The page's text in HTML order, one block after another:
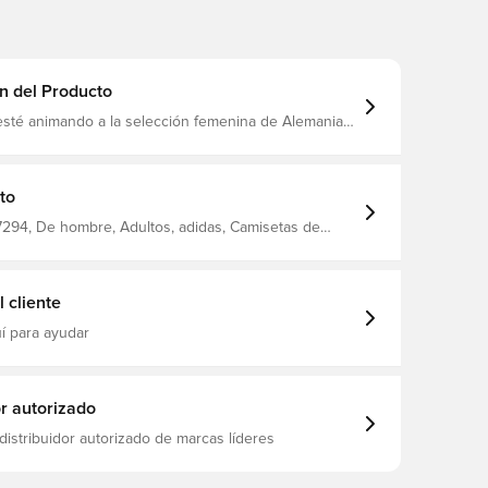
del Producto
animando a la selección femenina de Alemania
pasión por el fútbol a partes iguales. Los colores
tomados de la equipación de visitante del equipo,
redondo 94% algodón/!De hombre, Adultos, adidas, Camisetas de
cliente
para ayudar
autorizado
autorizado de marcas líderes